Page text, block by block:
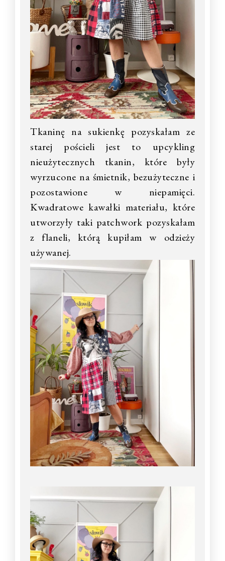
Tkaninę na sukienkę pozyskałam ze
starej pościeli jest to upcykling
nieużytecznych tkanin, które były
wyrzucone na śmietnik, bezużyteczne i
pozostawione w niepamięci.
Kwadratowe kawałki materiału, które
utworzyły taki patchwork pozyskałam
z flaneli, którą kupiłam w odzieży
używanej.